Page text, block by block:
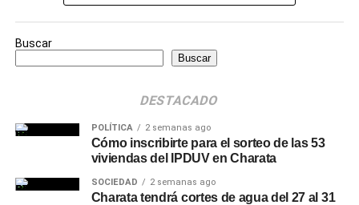
Buscar
Buscar
DESTACADO
POLÍTICA 2 semanas ago
Cómo inscribirte para el sorteo de las 53
viviendas del IPDUV en Charata
SOCIEDAD 2 semanas ago
Charata tendrá cortes de agua del 27 al 31